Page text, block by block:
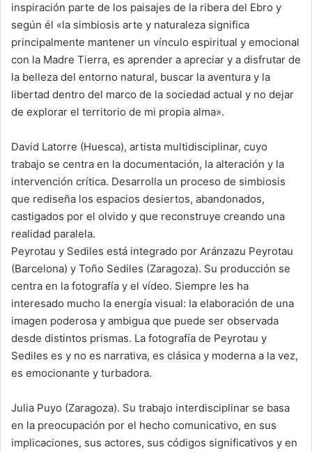
inspiración parte de los paisajes de la ribera del Ebro y
según él «la simbiosis arte y naturaleza significa
principalmente mantener un vínculo espiritual y emocional
con la Madre Tierra, es aprender a apreciar y a disfrutar de
la belleza del entorno natural, buscar la aventura y la
libertad dentro del marco de la sociedad actual y no dejar
de explorar el territorio de mi propia alma».
David Latorre (Huesca), artista multidisciplinar, cuyo
trabajo se centra en la documentación, la alteración y la
intervención crítica. Desarrolla un proceso de simbiosis
que rediseña los espacios desiertos, abandonados,
castigados por el olvido y que reconstruye creando una
realidad paralela.
Peyrotau y Sediles está integrado por Aránzazu Peyrotau
(Barcelona) y Toño Sediles (Zaragoza). Su producción se
centra en la fotografía y el vídeo. Siempre les ha
interesado mucho la energía visual: la elaboración de una
imagen poderosa y ambigua que puede ser observada
desde distintos prismas. La fotografía de Peyrotau y
Sediles es y no es narrativa, es clásica y moderna a la vez,
es emocionante y turbadora.
Julia Puyo (Zaragoza). Su trabajo interdisciplinar se basa
en la preocupación por el hecho comunicativo, en sus
implicaciones, sus actores, sus códigos significativos y en